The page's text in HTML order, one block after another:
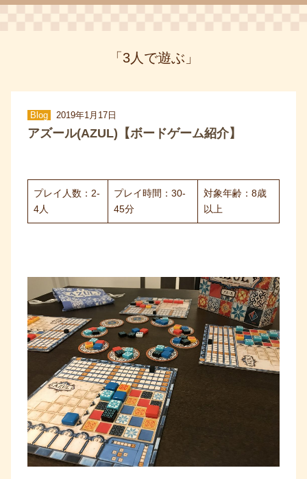
「3人で遊ぶ」
Blog 2019年1月17日
アズール(AZUL)【ボードゲーム紹介】
プレイ人数：2-
4人
プレイ時間：30-
45分
対象年齢：8歳
以上